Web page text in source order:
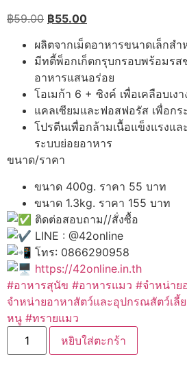
฿59.00 Original
was:
฿59.00.
฿55.00Current
is:
฿55.00.
ผลิตจากเม็ดอาหารขนาดเล็กส
มีทตี้พ็อกเก็ตกรุบกรอบพร้อมรส
อาหารแสนอร่อย
โอเมก้า 6 + ซิงค์ เพื่อเคลือบเง
แคลเซียมและฟอสฟอรัส เพื่อก
โปรตีนเพื่อกล้ามเนื้อแข็งแรงแ
ระบบย่อยอาหาร
ขนาด/ราคา
ขนาด 400g. ราคา 55 บาท
ขนาด 1.3kg. ราคา 155 บาท
ติดต่อสอบถาม//สั่งซื้อ
LINE : @42online
โทร: 0866290958
https://42online.in.th
#อาหารสุนัข #อาหารแมว #จำหน่าย
จำหน่ายอาหาสัตว์และอุปกรณสัตว์เลี้
หนู #ทรายแมว
จำนวน
Pedigree
MINI
หยิบใส่ตะกร้า